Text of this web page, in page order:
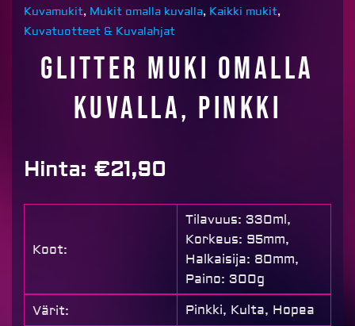
Kuvamukit, Mukit omalla kuvalla, Kaikki mukit,
Kuvatuotteet & Kuvalahjat
Glitter muki omalla
kuvalla, PINKKI
Hinta: €21,90
Koot:
Tilavuus: 330ml,
Korkeus: 95mm,
Halkaisija: 80mm,
Paino: 300g
Värit: Pinkki, Kulta, Hopea